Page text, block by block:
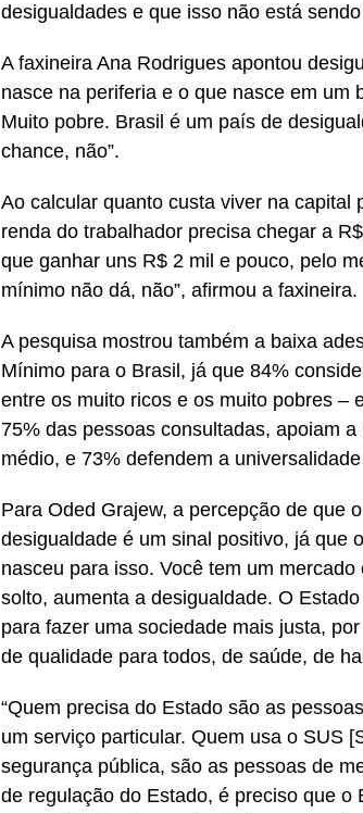
desigualdades e que isso não está
A faxineira Ana Rodrigues apontou
nasce na periferia e o que nasce em um
Muito pobre. Brasil é um país de
chance, não”.
Ao calcular quanto custa viver na capital
renda do trabalhador precisa chegar a
que ganhar uns R$ 2 mil e pouco, pelo
mínimo não dá, não”, afirmou a faxineira.
A pesquisa mostrou também a baixa
Mínimo para o Brasil, já que 84%
entre os muito ricos e os muito pobres –
75% das pessoas consultadas, apoiam
médio, e 73% defendem a
Para Oded Grajew, a percepção de que
desigualdade é um sinal positivo, já que
nasceu para isso. Você tem um
solto, aumenta a desigualdade. O
para fazer uma sociedade mais justa,
de qualidade para todos, de saúde, de
“Quem precisa do Estado são as
um serviço particular. Quem usa o SUS
segurança pública, são as pessoas de
de regulação do Estado, é preciso que